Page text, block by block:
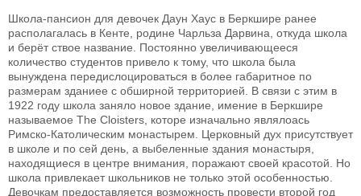
Школа-пансион для девочек Даун Хаус в Беркшире ранее
располагалась в Кенте, родине Чарльза Дарвина, откуда школа
и берёт ствое название. Постоянно увеличивающееся
количество студентов привело к тому, что школа была
вынуждена передислоцироваться в более габаритное по
размерам зданиее с обширной территорией. В связи с этим в
1922 году школа заняло новое здание, имение в Беркшире
называемое The Cloisters, которе изначально являлоась
Римско-Католическим монастырем. Церковный дух присутствует
в школе и по сей день, а выбеленные здания монастыря,
находящиеся в центре внимания, поражают своей красотой. Но
школа привлекает школьников не только этой особенностью.
Девочкам предоставляется возможность провести второй год